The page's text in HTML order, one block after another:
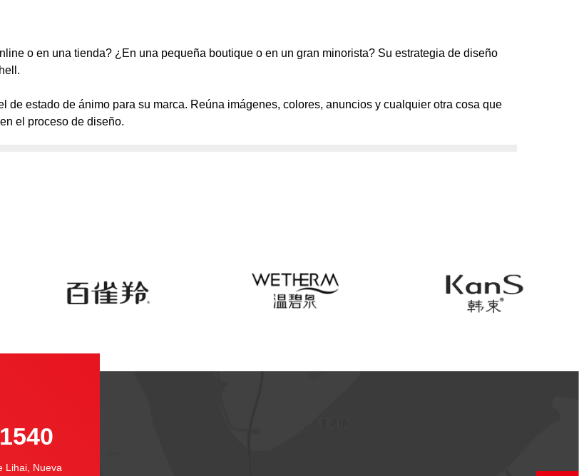
o en una tienda? ¿En una pequeña boutique o en un gran minorista? Su estrategia de diseño
de estado de ánimo para su marca. Reúna imágenes, colores, anuncios y cualquier otra cosa que
el proceso de diseño.
Lihai, Nueva